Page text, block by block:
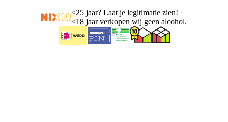
<25 jaar? Laat je legitimatie zien!
<18 jaar verkopen wij geen alcohol.